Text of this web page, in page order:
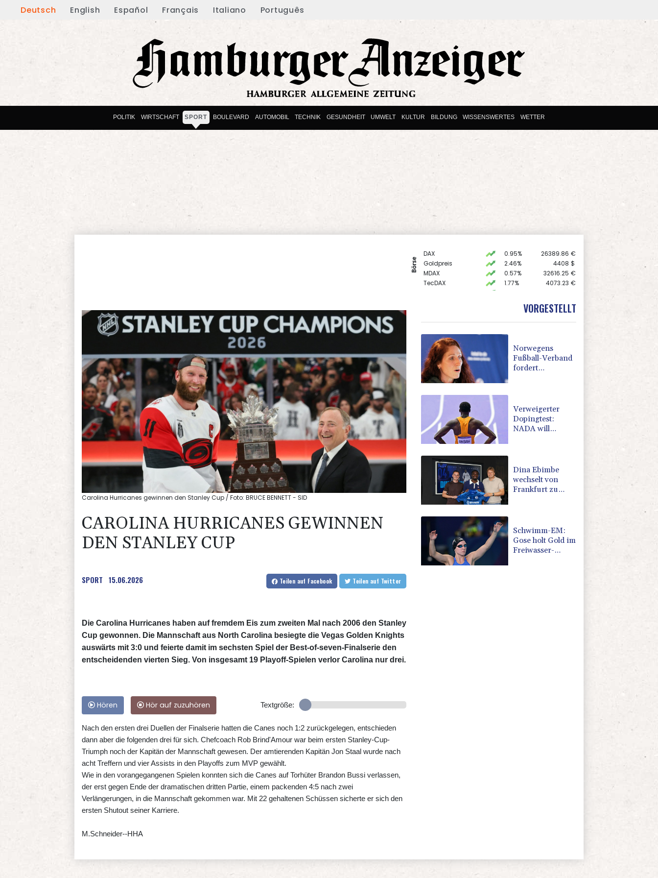
Deutsch English Español Français Italiano Português
POLITIK WIRTSCHAFT SPORT BOULEVARD AUTOMOBIL TECHNIK GESUNDHEIT UMWELT KULTUR BILDUNG WISSENSWERTES WETTER
Börse
DAX 0.95% 26389.86 €
Goldpreis
2.46% 4408 $
MDAX
0.57% 32616.25 €
TecDAX
1.77% 4073.23 €
18719.99 €
1.1577 $
Carolina Hurricanes gewinnen den Stanley Cup / Foto: BRUCE BENNETT - SID
CAROLINA HURRICANES GEWINNEN
DEN STANLEY CUP
SPORT 15.06.2026 Teilen auf Facebook Teilen auf Twitter
Die Carolina Hurricanes haben auf fremdem Eis zum zweiten Mal nach 2006 den Stanley
Cup gewonnen. Die Mannschaft aus North Carolina besiegte die Vegas Golden Knights
auswärts mit 3:0 und feierte damit im sechsten Spiel der Best-of-seven-Finalserie den
entscheidenden vierten Sieg. Von insgesamt 19 Playoff-Spielen verlor Carolina nur drei.
Hören Hör auf zuzuhören Textgröße:
Nach den ersten drei Duellen der Finalserie hatten die Canes noch 1:2 zurückgelegen, entschieden
dann aber die folgenden drei für sich. Chefcoach Rob Brind'Amour war beim ersten Stanley-Cup-
Triumph noch der Kapitän der Mannschaft gewesen. Der amtierenden Kapitän Jon Staal wurde nach
acht Treffern und vier Assists in den Playoffs zum MVP gewählt.
Wie in den vorangegangenen Spielen konnten sich die Canes auf Torhüter Brandon Bussi verlassen,
der erst gegen Ende der dramatischen dritten Partie, einem packenden 4:5 nach zwei
Verlängerungen, in die Mannschaft gekommen war. Mit 22 gehaltenen Schüssen sicherte er sich den
ersten Shutout seiner Karriere.
M.Schneider--HHA
VORGESTELLT
Norwegens
Fußball-Verband
fordert
Verweigerter
Dopingtest:
NADA will
Dina Ebimbe
wechselt von
Frankfurt zu
Schwimm-EM:
Gose holt Gold im
Freiwasser-